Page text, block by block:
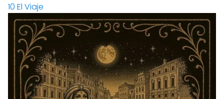
10 El Viaje